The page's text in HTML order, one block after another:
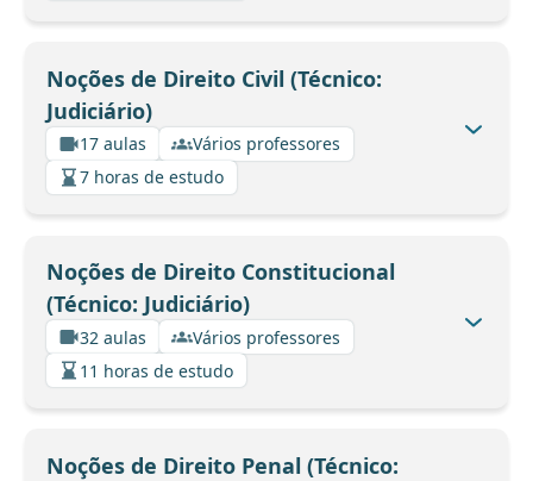
Noções de Direito Civil (Técnico:
Judiciário)
17 aulas
Vários professores
7 horas de estudo
Noções de Direito Constitucional
(Técnico: Judiciário)
32 aulas
Vários professores
11 horas de estudo
Noções de Direito Penal (Técnico: